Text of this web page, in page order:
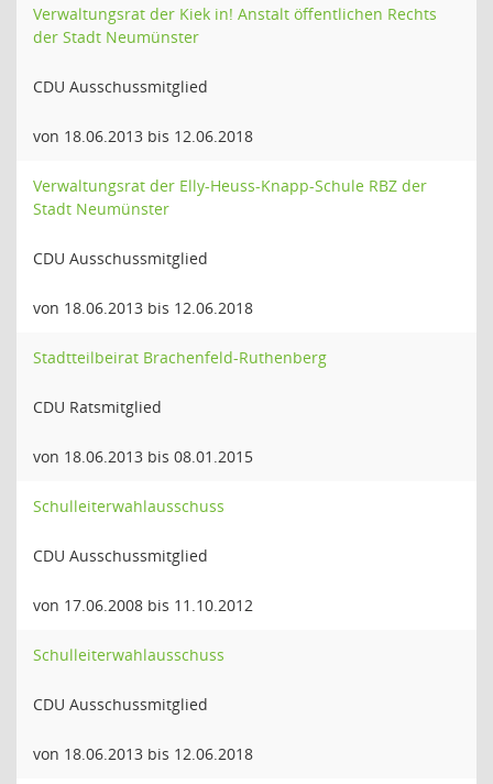
Verwaltungsrat der Kiek in! Anstalt öffentlichen Rechts
der Stadt Neumünster
CDU Ausschussmitglied
von 18.06.2013 bis 12.06.2018
Verwaltungsrat der Elly-Heuss-Knapp-Schule RBZ der
Stadt Neumünster
CDU Ausschussmitglied
von 18.06.2013 bis 12.06.2018
Stadtteilbeirat Brachenfeld-Ruthenberg
CDU Ratsmitglied
von 18.06.2013 bis 08.01.2015
Schulleiterwahlausschuss
CDU Ausschussmitglied
von 17.06.2008 bis 11.10.2012
Schulleiterwahlausschuss
CDU Ausschussmitglied
von 18.06.2013 bis 12.06.2018